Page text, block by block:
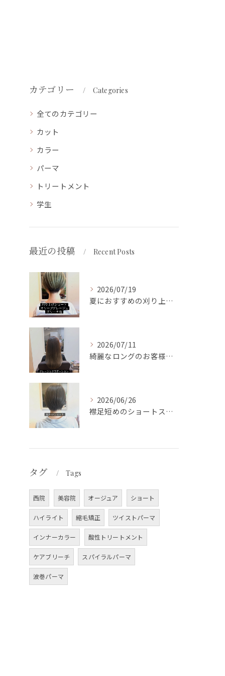
カテゴリー Categories
全てのカテゴリー
カット
カラー
パーマ
トリートメント
学生
最近の投稿 Recent Posts
2026/07/19
夏におすすめの刈り上げショートスタイルです✨
2026/07/11
綺麗なロングのお客様です✨
2026/06/26
襟足短めのショートスタイルです✨
タグ Tags
西院 美容院 オージュア ショート
ハイライト 縮毛矯正 ツイストパーマ
インナーカラー 酸性トリートメント
ケアブリーチ スパイラルパーマ
波巻パーマ